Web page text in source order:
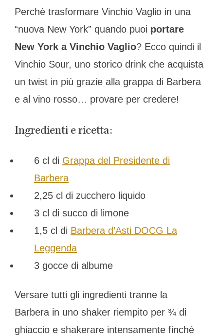
Perchè trasformare Vinchio Vaglio in una
“nuova New York” quando puoi portare
New York a Vinchio Vaglio? Ecco quindi il
Vinchio Sour, uno storico drink che acquista
un twist in più grazie alla grappa di Barbera
e al vino rosso… provare per credere!
Ingredienti e ricetta:
6 cl di Grappa del Presidente di
Barbera
2,25 cl di zucchero liquido
3 cl di succo di limone
1,5 cl di Barbera d’Asti DOCG La
Leggenda
3 gocce di albume
Versare tutti gli ingredienti tranne la
Barbera in uno shaker riempito per ¾ di
ghiaccio e shakerare intensamente finché